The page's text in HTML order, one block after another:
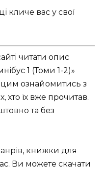
кличе вас у свої
читати опис
1 (Томи 1-2)»
цим ознайомитись з
хто їх вже прочитав.
та без
книжки для
Ви можете скачати